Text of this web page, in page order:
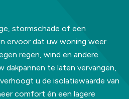
stormschade of een
ervoor dat uw woning weer
regen, wind en andere
dakpannen te laten vervangen,
u de isolatiewaarde van
comfort én een lagere